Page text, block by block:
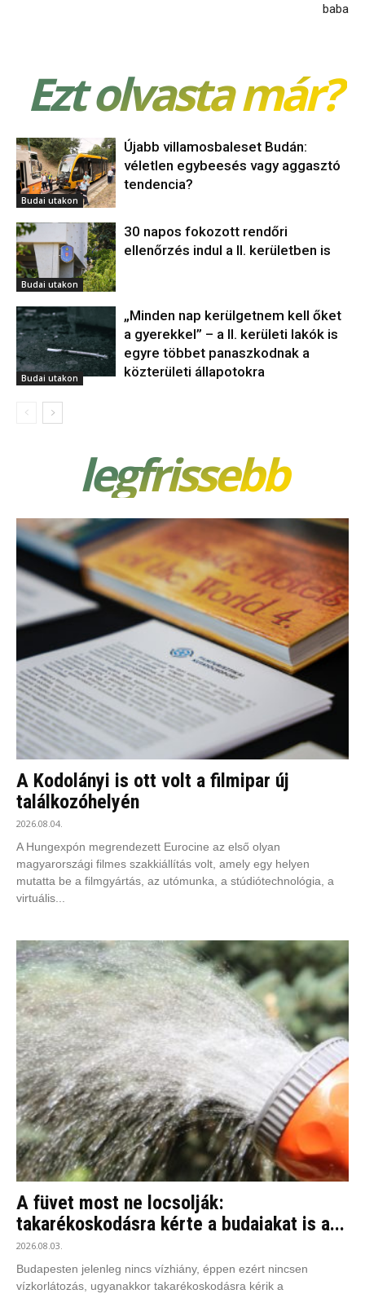
baba
Ezt olvasta már?
Budai utakon
Újabb villamosbaleset Budán:
véletlen egybeesés vagy aggasztó
tendencia?
Budai utakon
30 napos fokozott rendőri
ellenőrzés indul a II. kerületben is
Budai utakon
„Minden nap kerülgetnem kell őket
a gyerekkel” – a II. kerületi lakók is
egyre többet panaszkodnak a
közterületi állapotokra
legfrissebb
A Kodolányi is ott volt a filmipar új
találkozóhelyén
2026.08.04.
A Hungexpón megrendezett Eurocine az első olyan
magyarországi filmes szakkiállítás volt, amely egy helyen
mutatta be a filmgyártás, az utómunka, a stúdiótechnológia, a
virtuális...
A füvet most ne locsolják:
takarékoskodásra kérte a budaiakat is a...
2026.08.03.
Budapesten jelenleg nincs vízhiány, éppen ezért nincsen
vízkorlátozás, ugyanakkor takarékoskodásra kérik a